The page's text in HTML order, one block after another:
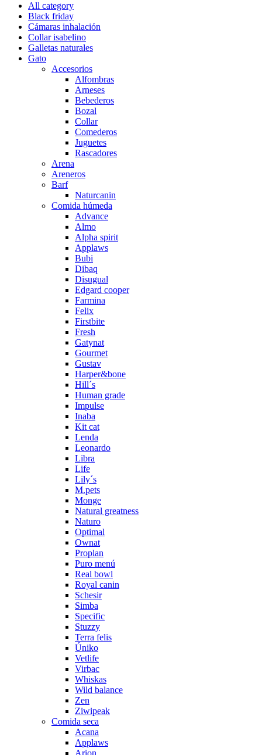
All category
Black friday
Cámaras inhalación
Collar isabelino
Galletas naturales
Gato
Accesorios
Alfombras
Arneses
Bebederos
Bozal
Collar
Comederos
Juguetes
Rascadores
Arena
Areneros
Barf
Naturcanin
Comida húmeda
Advance
Almo
Alpha spirit
Applaws
Bubi
Dibaq
Disugual
Edgard cooper
Farmina
Felix
Firstbite
Fresh
Gatynat
Gourmet
Gustav
Harper&bone
Hill´s
Human grade
Impulse
Inaba
Kit cat
Lenda
Leonardo
Libra
Life
Lily´s
M.pets
Monge
Natural greatness
Naturo
Optimal
Ownat
Proplan
Puro menú
Real bowl
Royal canin
Schesir
Simba
Specific
Stuzzy
Terra felis
Úniko
Vetlife
Virbac
Whiskas
Wild balance
Zen
Ziwipeak
Comida seca
Acana
Applaws
Arion